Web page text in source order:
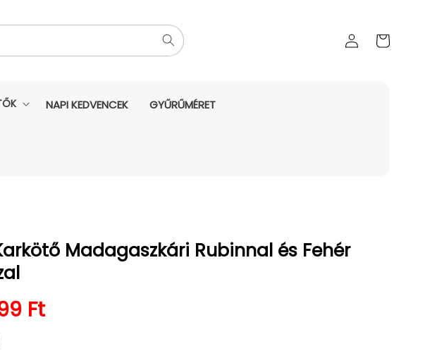
Bejelentkezés
kosara
NAPI KEDVENCEK GYŰRŰMÉRET
Madagaszkári Rubinnal és Fehér
ár
Ft